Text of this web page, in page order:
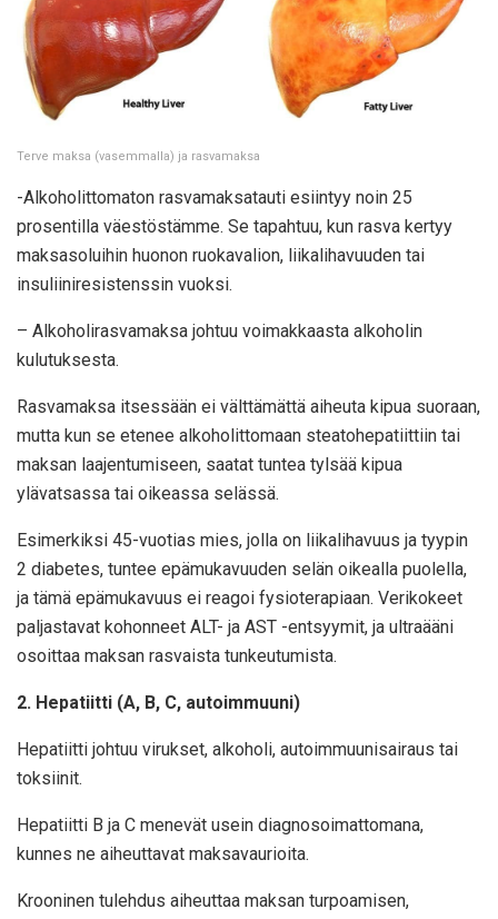
Terve maksa (vasemmalla) ja rasvamaksa
-Alkoholittomaton rasvamaksatauti esiintyy noin 25
prosentilla väestöstämme. Se tapahtuu, kun rasva kertyy
maksasoluihin huonon ruokavalion, liikalihavuuden tai
insuliiniresistenssin vuoksi.
– Alkoholirasvamaksa johtuu voimakkaasta alkoholin
kulutuksesta.
Rasvamaksa itsessään ei välttämättä aiheuta kipua suoraan,
mutta kun se etenee alkoholittomaan steatohepatiittiin tai
maksan laajentumiseen, saatat tuntea tylsää kipua
ylävatsassa tai oikeassa selässä.
Esimerkiksi 45-vuotias mies, jolla on liikalihavuus ja tyypin
2 diabetes, tuntee epämukavuuden selän oikealla puolella,
ja tämä epämukavuus ei reagoi fysioterapiaan. Verikokeet
paljastavat kohonneet ALT- ja AST -entsyymit, ja ultraääni
osoittaa maksan rasvaista tunkeutumista.
2. Hepatiitti (A, B, C, autoimmuuni)
Hepatiitti johtuu virukset, alkoholi, autoimmuunisairaus tai
toksiinit.
Hepatiitti B ja C menevät usein diagnosoimattomana,
kunnes ne aiheuttavat maksavaurioita.
Krooninen tulehdus aiheuttaa maksan turpoamisen,